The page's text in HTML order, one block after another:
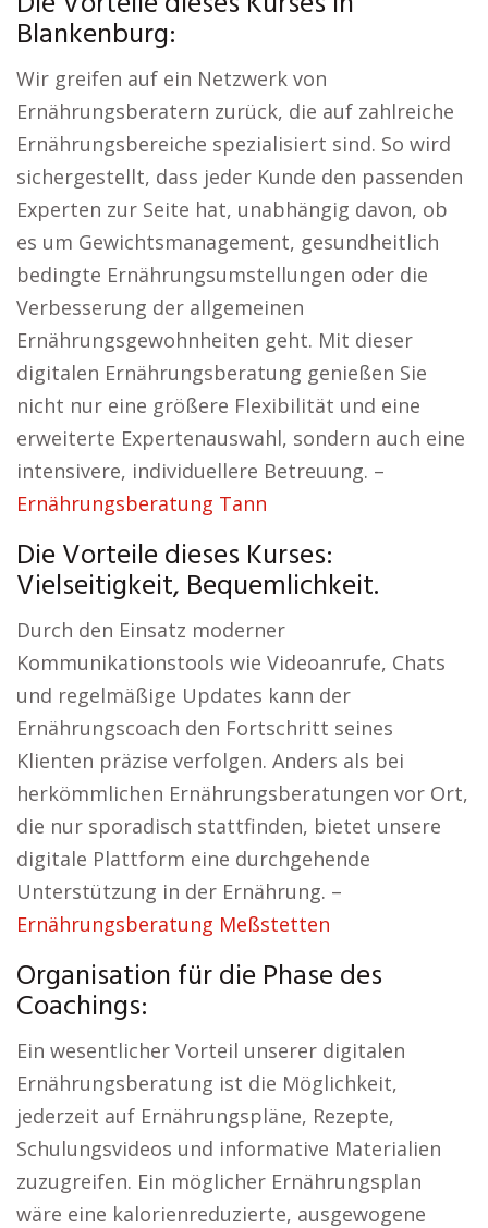
Blankenburg:
Wir greifen auf ein Netzwerk von
Ernährungsberatern zurück, die auf zahlreiche
Ernährungsbereiche spezialisiert sind. So wird
sichergestellt, dass jeder Kunde den passenden
Experten zur Seite hat, unabhängig davon, ob
es um Gewichtsmanagement, gesundheitlich
bedingte Ernährungsumstellungen oder die
Verbesserung der allgemeinen
Ernährungsgewohnheiten geht. Mit dieser
digitalen Ernährungsberatung genießen Sie
nicht nur eine größere Flexibilität und eine
erweiterte Expertenauswahl, sondern auch eine
intensivere, individuellere Betreuung. –
Ernährungsberatung Tann
Die Vorteile dieses Kurses:
Vielseitigkeit, Bequemlichkeit.
Durch den Einsatz moderner
Kommunikationstools wie Videoanrufe, Chats
und regelmäßige Updates kann der
Ernährungscoach den Fortschritt seines
Klienten präzise verfolgen. Anders als bei
herkömmlichen Ernährungsberatungen vor Ort,
die nur sporadisch stattfinden, bietet unsere
digitale Plattform eine durchgehende
Unterstützung in der Ernährung. –
Ernährungsberatung Meßstetten
Organisation für die Phase des
Coachings:
Ein wesentlicher Vorteil unserer digitalen
Ernährungsberatung ist die Möglichkeit,
jederzeit auf Ernährungspläne, Rezepte,
Schulungsvideos und informative Materialien
zuzugreifen. Ein möglicher Ernährungsplan
wäre eine kalorienreduzierte, ausgewogene